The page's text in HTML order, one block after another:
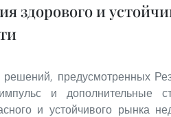
здорового и
решений, предусмотренных
и дополнительные
и устойчивого рынка